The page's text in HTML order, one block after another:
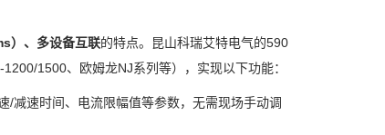
）、多设备互联的特点。昆山科瑞艾特电气的590
1500、欧姆龙NJ系列等），实现以下功能：
/减速时间、电流限幅值等参数，无需现场手动调